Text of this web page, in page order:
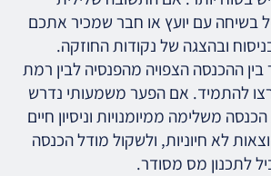
בשיחה עם יועץ או חבר שמכיר אתכם
ובהצגה של נקודות החוזקה.
ההכנסה הצפויה מהפנסיה לבין רמת
להתמיד. אם הפער משמעותי נדרש
משלימה ממיומנויות וניסיון חיים
לא חיוניות, ולשקול מודל הכנסה
לתכנון מס מסודר.